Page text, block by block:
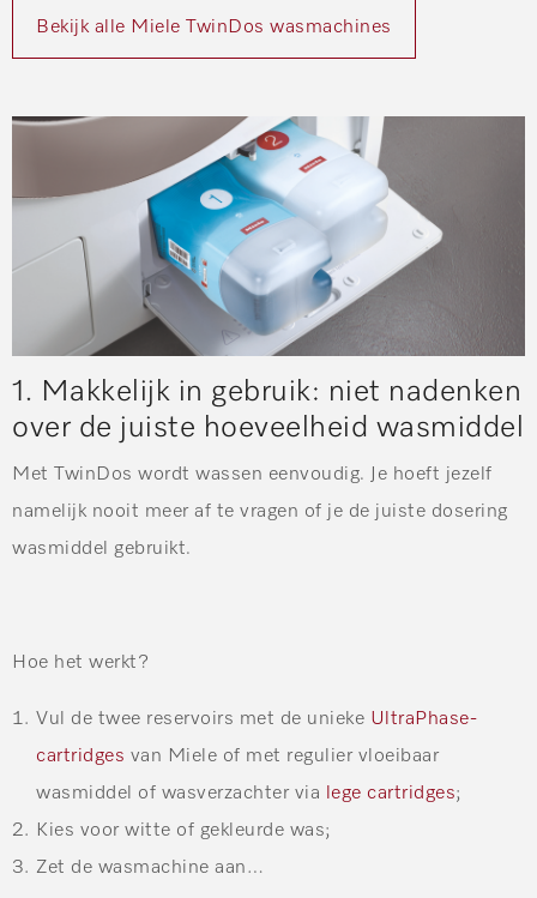
Bekijk alle Miele TwinDos wasmachines
1. Makkelijk in gebruik: niet nadenken
over de juiste hoeveelheid wasmiddel
Met TwinDos wordt wassen eenvoudig. Je hoeft jezelf
namelijk nooit meer af te vragen of je de juiste dosering
wasmiddel gebruikt.
Hoe het werkt?
Vul de twee reservoirs met de unieke UltraPhase-
cartridges van Miele of met regulier vloeibaar
wasmiddel of wasverzachter via
lege cartridges;
Kies voor witte of gekleurde was;
Zet de wasmachine aan…